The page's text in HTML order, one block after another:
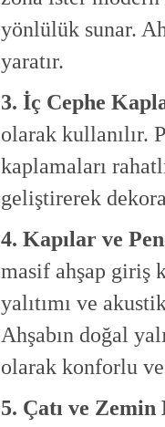
yönlülük sunar.
yaratır.
3. İç Cephe
olarak kullanılır.
kaplamaları
geliştirerek
4. Kapılar ve
masif ahşap giriş
yalıtımı ve
Ahşabın doğal
olarak konforlu ve
5. Çatı ve Zemin